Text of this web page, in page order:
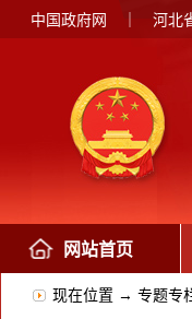
中国政府网 河北
网站首页
现在位置 → 专题专